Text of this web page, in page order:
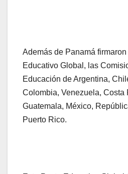
Además de Panamá
Educativo Global, las
Educación de Argentina,
Colombia, Venezuela, Costa
Guatemala, México,
Puerto Rico.